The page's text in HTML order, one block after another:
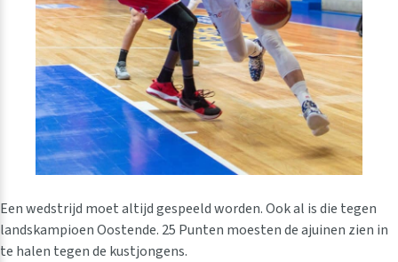
Een wedstrijd moet altijd gespeeld worden. Ook al is die tegen
landskampioen Oostende. 25 Punten moesten de ajuinen zien in
te halen tegen de kustjongens.